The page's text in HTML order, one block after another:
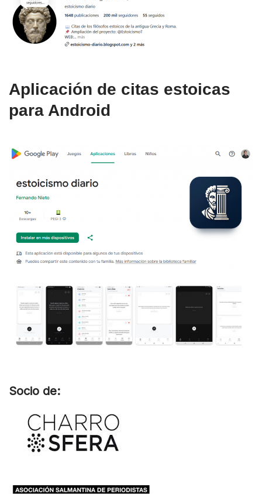
Aplicación de citas estoicas
para Android
Socio de: